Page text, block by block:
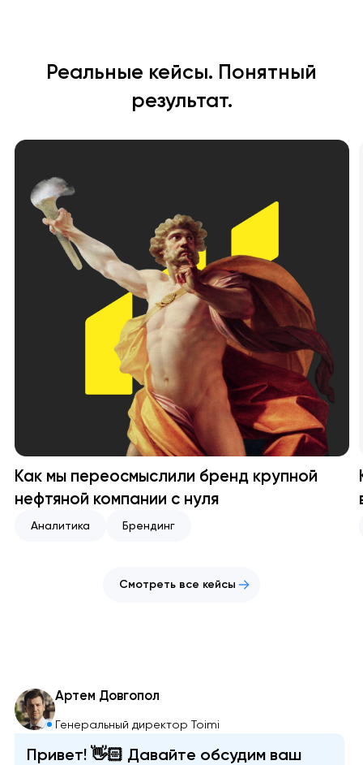
Реальные кейсы. Понятный
результат.
Как мы переосмыслили бренд крупной
нефтяной компании с нуля
Аналитика Брендинг
Смотреть все кейсы
Артем Довгопол
Генеральный директор Toimi
Привет! 👋🏻 Давайте обсудим ваш